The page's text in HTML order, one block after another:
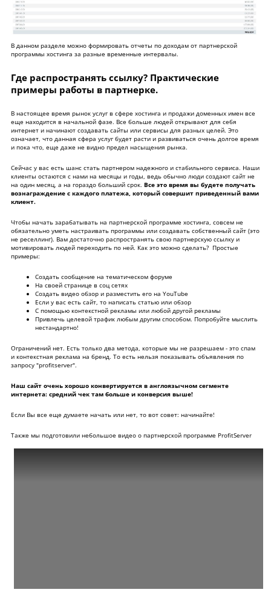
В данном разделе можно формировать отчеты по доходам от партнерской
программы хостинга за разные временные интервалы.
Где распространять ссылку? Практические
примеры работы в партнерке.
В настоящее время рынок услуг в сфере хостинга и продажи доменных имен все
еще находится в начальной фазе. Все больше людей открывают для себя
интернет и начинают создавать сайты или сервисы для разных целей. Это
означает, что данная сфера услуг будет расти и развиваться очень долгое время
и пока что, еще даже не видно предел насыщения рынка.
Сейчас у вас есть шанс стать партнером надежного и стабильного сервиса. Наши
клиенты остаются с нами на месяцы и годы, ведь обычно люди создают сайт не
на один месяц, а на гораздо больший срок. Все это время вы будете получать
вознаграждение с каждого платежа, который совершит приведенный вами
клиент.
Чтобы начать зарабатывать на партнерской программе хостинга, совсем не
обязательно уметь настраивать программы или создавать собственный сайт (это
не реселлинг). Вам достаточно распространять свою партнерскую ссылку и
мотивировать людей переходить по ней. Как это можно сделать? Простые
примеры:
Создать сообщение на тематическом форуме
На своей странице в соц сетях
Создать видео обзор и разместить его на YouTube
Если у вас есть сайт, то написать статью или обзор
С помощью контекстной рекламы или любой другой рекламы
Привлечь целевой трафик любым другим способом. Попробуйте мыслить
нестандартно!
Ограничений нет. Есть только два метода, которые мы не разрешаем - это спам
и контекстная реклама на бренд. То есть нельзя показывать объявления по
запросу "profitserver".
Наш сайт очень хорошо конвертируется в англоязычном сегменте
интернета: средний чек там больше и конверсия выше!
Если Вы все еще думаете начать или нет, то вот совет: начинайте!
Также мы подготовили небольшое видео о партнерской программе ProfitServer